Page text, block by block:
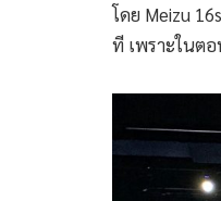
โดย Meizu
ที เพราะในต